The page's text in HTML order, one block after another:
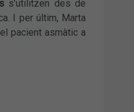
s’utilitzen des de
I per últim, Marta
pacient asmàtic a